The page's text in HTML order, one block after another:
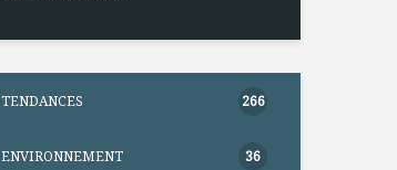
TENDANCES 266
ENVIRONNEMENT 36